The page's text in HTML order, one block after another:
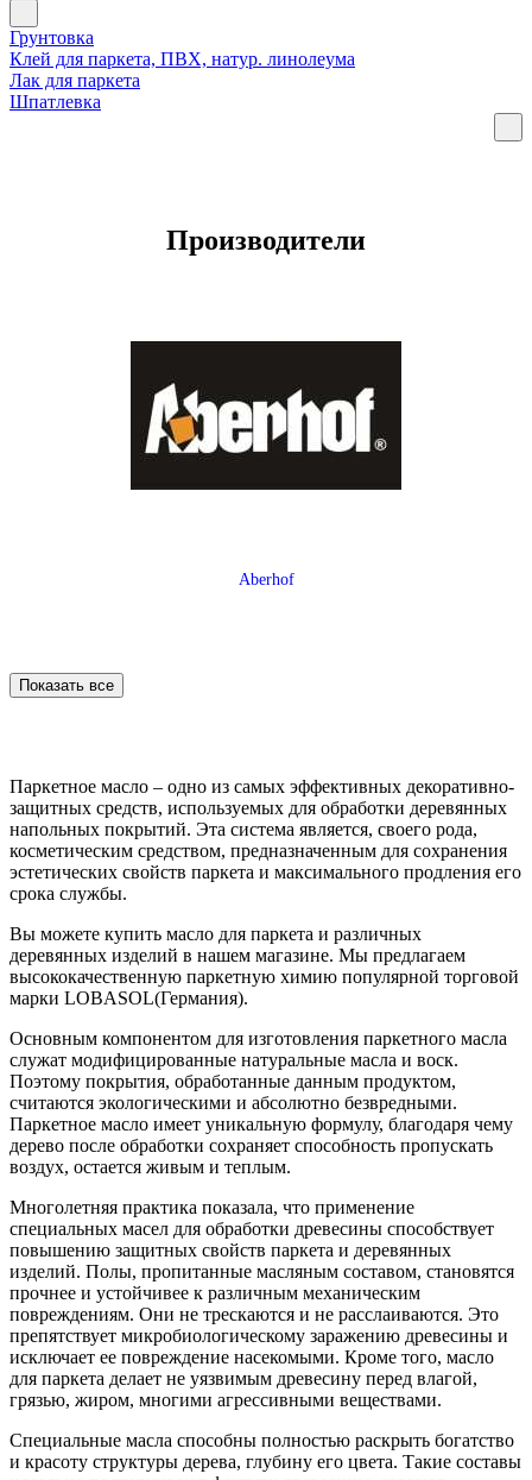
Грунтовка
Клей для паркета, ПВХ, натур. линолеума
Лак для паркета
Шпатлевка
Производители
Aberhof
Alpine Floor
Показать все
Паркетное масло – одно из самых эффективных декоративно-
защитных средств, используемых для обработки деревянных
напольных покрытий. Эта система является, своего рода,
косметическим средством, предназначенным для сохранения
эстетических свойств паркета и максимального продления его
срока службы.
Вы можете купить масло для паркета и различных
деревянных изделий в нашем магазине. Мы предлагаем
высококачественную паркетную химию популярной торговой
марки LOBASOL(Германия).
Основным компонентом для изготовления паркетного масла
служат модифицированные натуральные масла и воск.
Поэтому покрытия, обработанные данным продуктом,
считаются экологическими и абсолютно безвредными.
Паркетное масло имеет уникальную формулу, благодаря чему
дерево после обработки сохраняет способность пропускать
воздух, остается живым и теплым.
Многолетняя практика показала, что применение
специальных масел для обработки древесины способствует
повышению защитных свойств паркета и деревянных
изделий. Полы, пропитанные масляным составом, становятся
прочнее и устойчивее к различным механическим
повреждениям. Они не трескаются и не расслаиваются. Это
препятствует микробиологическому заражению древесины и
исключает ее повреждение насекомыми. Кроме того, масло
для паркета делает не уязвимым древесину перед влагой,
грязью, жиром, многими агрессивными веществами.
Специальные масла способны полностью раскрыть богатство
и красоту структуры дерева, глубину его цвета. Такие составы